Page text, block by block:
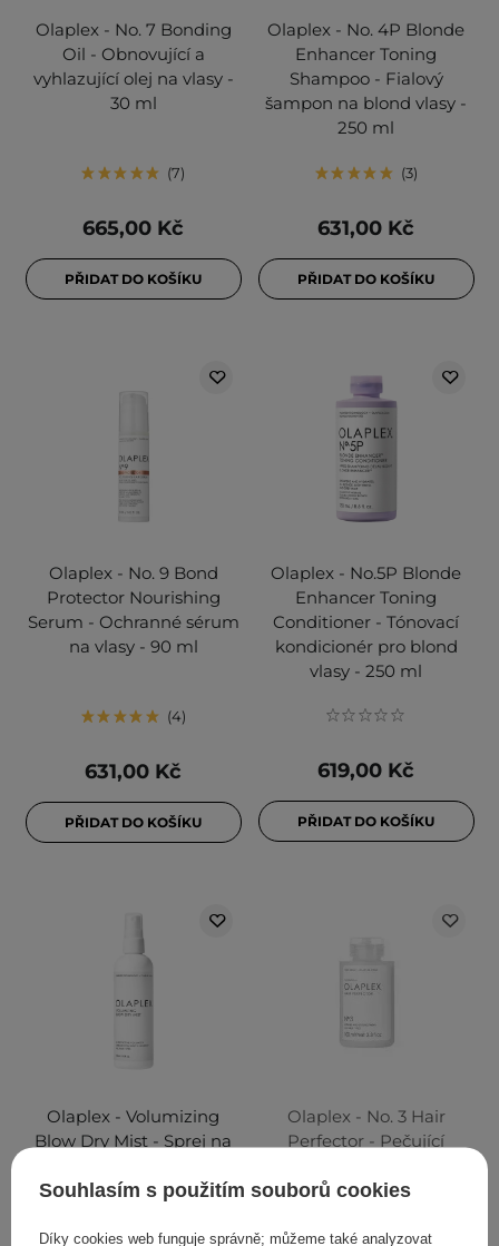
Olaplex - No. 7 Bonding
Oil - Obnovující a
vyhlazující olej na vlasy -
30 ml
7
665,00 Kč
PŘIDAT DO KOŠÍKU
Olaplex - No. 4P Blonde
Enhancer Toning
Shampoo - Fialový
šampon na blond vlasy -
250 ml
3
631,00 Kč
PŘIDAT DO KOŠÍKU
Olaplex - No. 9 Bond
Protector Nourishing
Serum - Ochranné sérum
na vlasy - 90 ml
4
631,00 Kč
PŘIDAT DO KOŠÍKU
Olaplex - No.5P Blonde
Enhancer Toning
Conditioner - Tónovací
kondicionér pro blond
vlasy - 250 ml
619,00 Kč
PŘIDAT DO KOŠÍKU
Olaplex - Volumizing
Blow Dry Mist - Sprej na
150 ml
Olaplex - No. 3 Hair
Perfector - Pečující
prodlužující výdrž barvy -
Souhlasím s použitím souborů cookies
Díky cookies web funguje správně; můžeme také analyzovat